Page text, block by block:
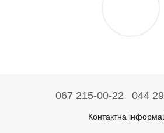
067 215-00-22 044
Контактна